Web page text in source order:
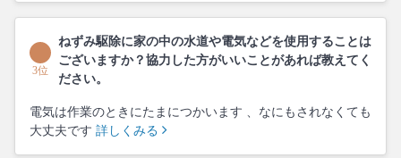
3位
ねずみ駆除に家の中の水道や電気などを使用することは
ございますか？協力した方がいいことがあれば教えてく
ださい。
電気は作業のときにたまにつかいます 、なにもされなくても
大丈夫です 詳しくみる